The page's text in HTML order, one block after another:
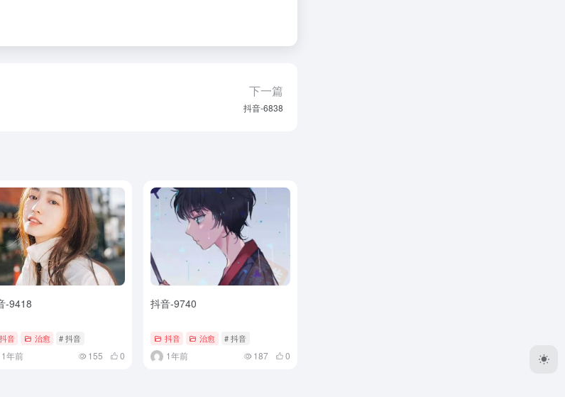
下一篇
抖音-6838
-9418
抖音 治愈 # 抖音
1年前 155 0
抖音-9740
抖音 治愈 # 抖音
1年前 187 0